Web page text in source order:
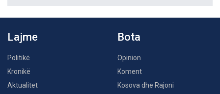
Lajme
Politikë
Kronikë
Aktualitet
Bota
Opinion
Koment
Kosova dhe Rajoni